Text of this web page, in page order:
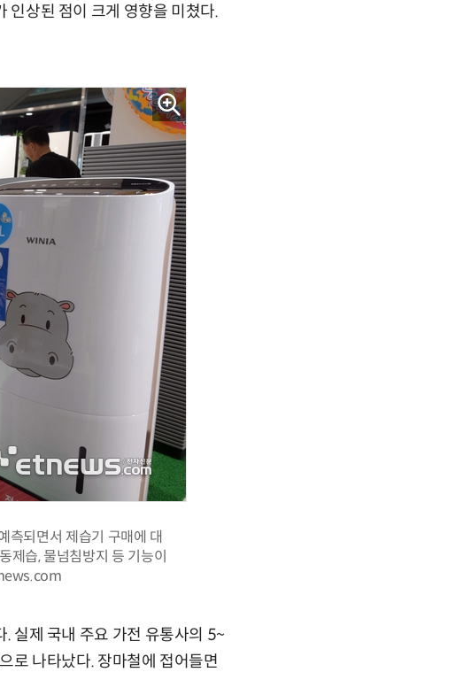
인상된 점이 크게 영향을 미쳤다.
측되면서 제습기 구매에 대
제습, 물넘침방지 등 기능이
실제 국내 주요 가전 유통사의 5~
로 나타났다. 장마철에 접어들면